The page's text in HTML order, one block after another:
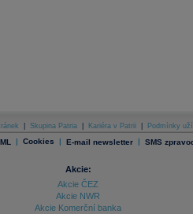
Skupina Patria Kariéra v Patrii Podmínky
| Cookies | E-mail newsletter | SMS
Akcie:
Akcie ČEZ
Akcie NWR
Akcie Komerční banka